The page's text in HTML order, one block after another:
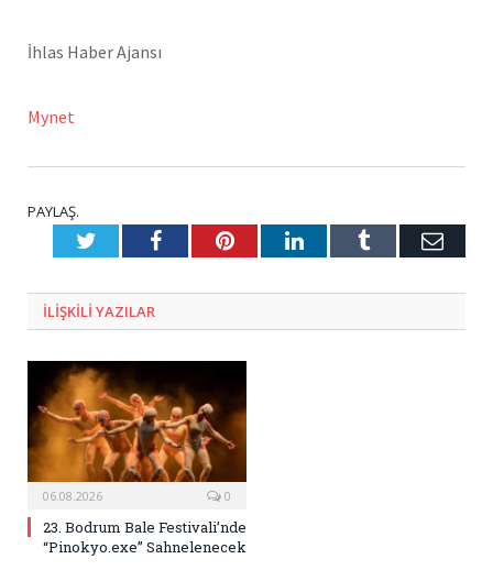
İhlas Haber Ajansı
Mynet
PAYLAŞ.
TwitterFacebookPinterestLinkedInTumblr E-
ILIŞKILI YAZILAR
06.08.2026 0
23. Bodrum Bale Festivali’nde
“Pinokyo.exe” Sahnelenecek